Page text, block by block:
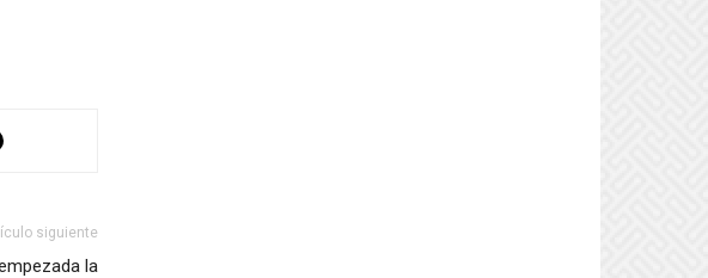
siguiente
la